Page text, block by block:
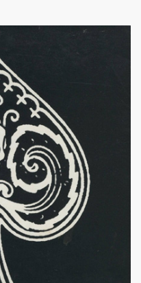
a MARIE FRANCE.
tournage du film
dans "La Gazette du
BOBBIE
"JOHNNY,
STAIV GENTIS) par
(Paris) et au
le 9 decembre